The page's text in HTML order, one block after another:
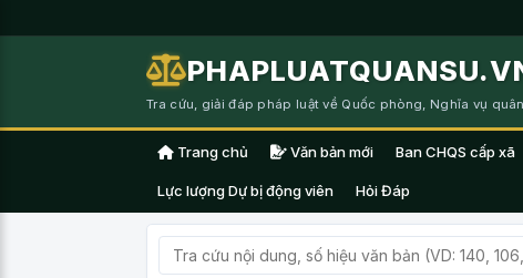
Tra cứu, giải đáp pháp luật về Quốc phòng, Nghĩa vụ
Trang chủ Văn bản mới Ban CHQS cấp xã
Lực lượng Dự bị động viên Hỏi Đáp